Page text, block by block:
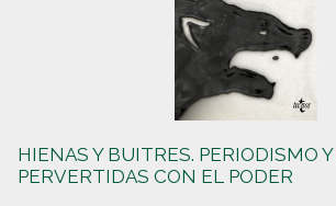
HIENAS Y BUITRES. PERIODISMO
PERVERTIDAS CON EL PODER